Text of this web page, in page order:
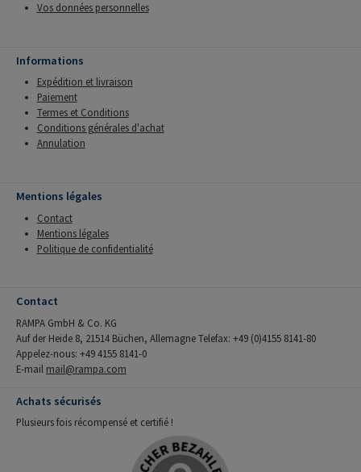
Vos données personnelles
Informations
Expédition et livraison
Paiement
Termes et Conditions
Conditions générales d'achat
Annulation
Mentions légales
Contact
Mentions légales
Politique de confidentialité
Contact
RAMPA GmbH & Co. KG
Auf der Heide 8, 21514 Büchen, Allemagne Telefax: +49 (0)4155 8141-80
Appelez-nous: +49 4155 8141-0
E-mail mail@rampa.com
Achats sécurisés
Plusieurs fois récompensé et certifié !